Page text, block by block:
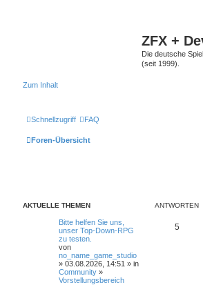
ZFX +
Die deutsche
(seit 1999).
Zum Inhalt
Schnellzugriff FAQ
Foren-Übersicht
AKTUELLE THEMEN ANTWORTEN
Bitte helfen Sie uns,
unser Top-Down-RPG
zu testen.
von
no_name_game_studio
» 03.08.2026, 14:51 » in
Community »
Vorstellungsbereich
5